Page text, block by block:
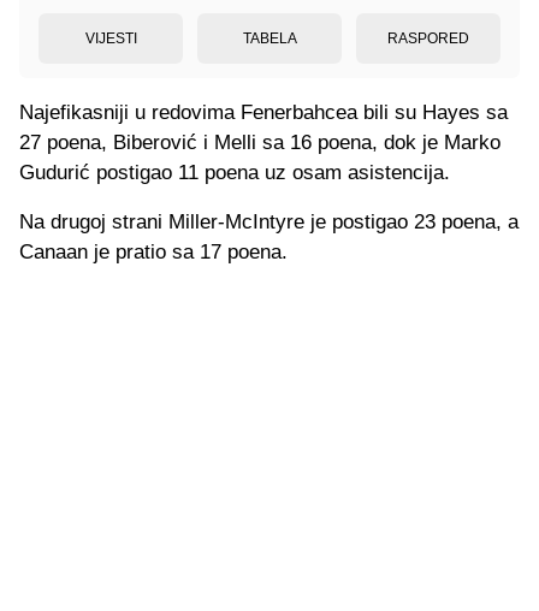
VIJESTI TABELA RASPORED
Najefikasniji u redovima Fenerbahcea bili su Hayes sa
27 poena, Biberović i Melli sa 16 poena, dok je Marko
Gudurić postigao 11 poena uz osam asistencija.
Na drugoj strani Miller-McIntyre je postigao 23 poena, a
Canaan je pratio sa 17 poena.